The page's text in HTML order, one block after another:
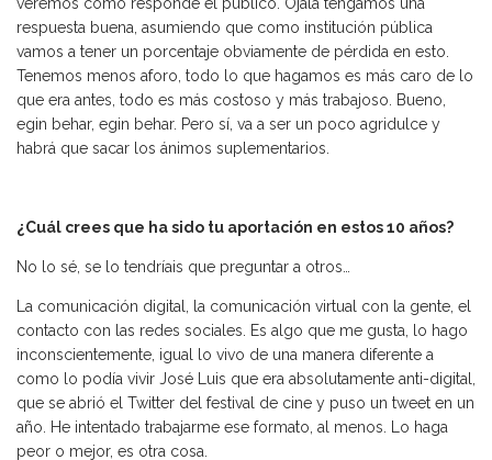
veremos cómo responde el público. Ojalá tengamos una
respuesta buena, asumiendo que como institución pública
vamos a tener un porcentaje obviamente de pérdida en esto.
Tenemos menos aforo, todo lo que hagamos es más caro de lo
que era antes, todo es más costoso y más trabajoso. Bueno,
egin behar, egin behar. Pero sí, va a ser un poco agridulce y
habrá que sacar los ánimos suplementarios.
¿Cuál crees que ha sido tu aportación en estos 10 años?
No lo sé, se lo tendríais que preguntar a otros…
La comunicación digital, la comunicación virtual con la gente, el
contacto con las redes sociales. Es algo que me gusta, lo hago
inconscientemente, igual lo vivo de una manera diferente a
como lo podía vivir José Luis que era absolutamente anti-digital,
que se abrió el Twitter del festival de cine y puso un tweet en un
año. He intentado trabajarme ese formato, al menos. Lo haga
peor o mejor, es otra cosa.